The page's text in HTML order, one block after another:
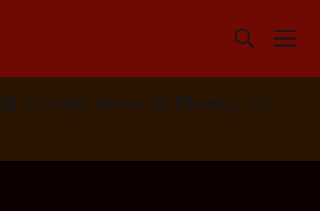
📰 Google News 🦋 Bluesky
✉️